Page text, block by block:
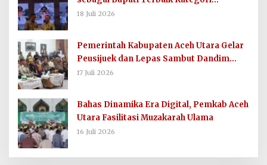
Komunikasi dan Informasi Publik
18 Juli 2026
Pemerintah Kabupaten Aceh Utara Gelar
Peusijuek dan Lepas Sambut Dandim
0103/AUT
17 Juli 2026
Bahas Dinamika Era Digital, Pemkab Aceh
Utara Fasilitasi Muzakarah Ulama
16 Juli 2026